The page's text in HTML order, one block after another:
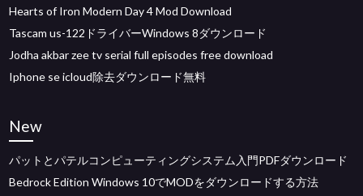
Hearts of Iron Modern Day 4 Mod Download
Tascam us-122ドライバーWindows 8ダウンロード
Jodha akbar zee tv serial full episodes free download
Iphone se icloud除去ダウンロード無料
New
パットとパテルコンピューティングシステム入門PDFダウンロード
Bedrock Edition Windows 10でMODをダウンロードする方法